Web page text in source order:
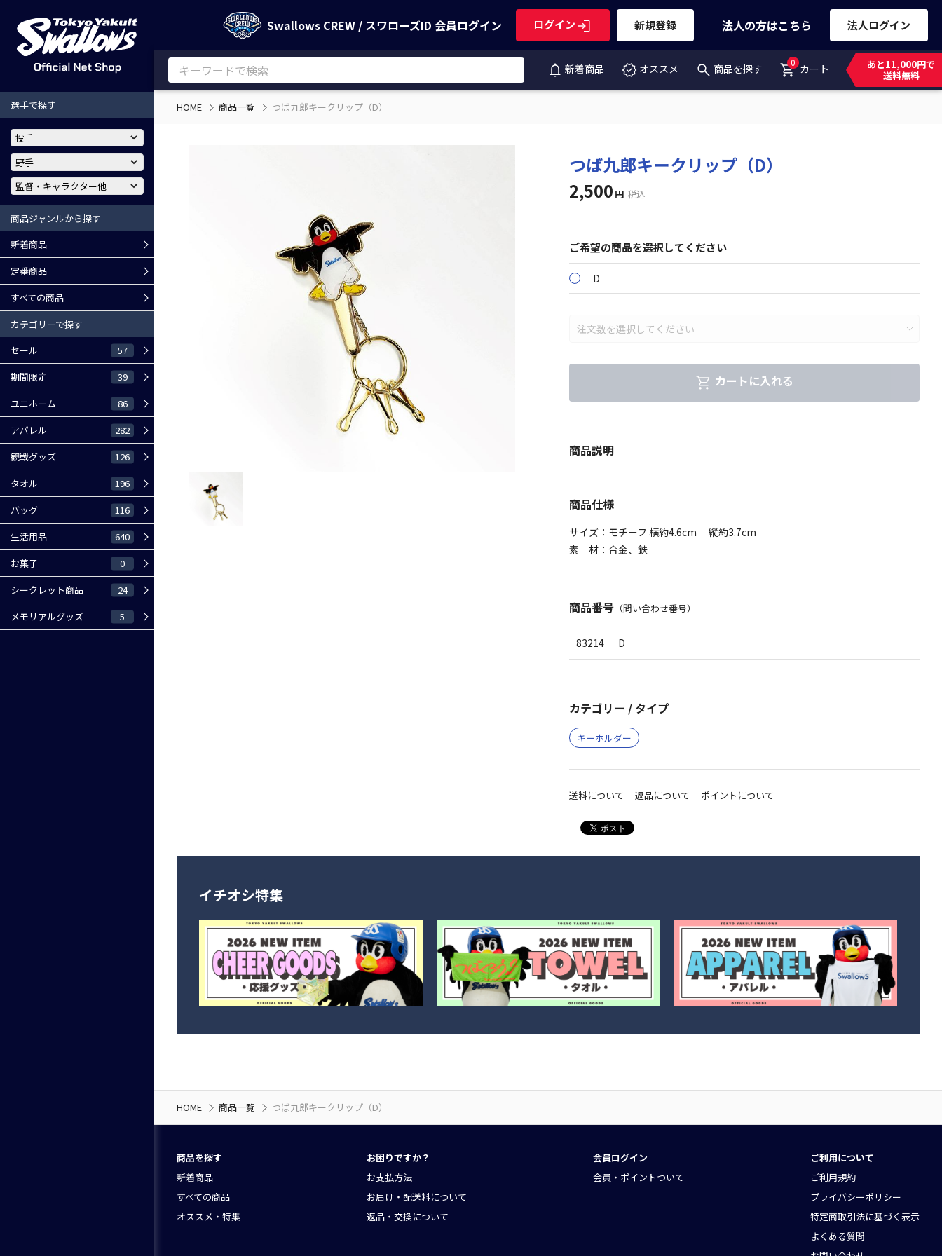
Swallows CREW / スワローズID 会員ログイン ログイン 新規登録 法人の方はこちら 法人ログイン
新着商品 オススメ 商品を探す 0 カート
あと11,000円で
送料無料
選手で探す
商品ジャンルから探す
新着商品
定番商品
すべての商品
カテゴリーで探す
セール
57
期間限定 39
ユニホーム 86
アパレル 282
観戦グッズ 126
タオル 196
バッグ 116
生活用品 640
お菓子 0
シークレット商品 24
メモリアルグッズ 5
HOME 商品一覧 つば九郎キークリップ（D）
つば九郎キークリップ（D）
2,500 円 税込
ご希望の商品を選択してください
D
カートに入れる
商品説明
商品仕様
サイズ：モチーフ 横約4.6cm 縦約3.7cm
素 材：合金、鉄
商品番号 （問い合わせ番号）
83214 D
カテゴリー / タイプ
キーホルダー
送料について 返品について ポイントについて
イチオシ特集
HOME 商品一覧 つば九郎キークリップ（D）
商品を探す
新着商品
すべての商品
オススメ・特集
お困りですか？
お支払方法
お届け・配送料について
返品・交換について
会員ログイン
会員・ポイントついて
ご利用について
ご利用規約
プライバシーポリシー
特定商取引法に基づく表示
よくある質問